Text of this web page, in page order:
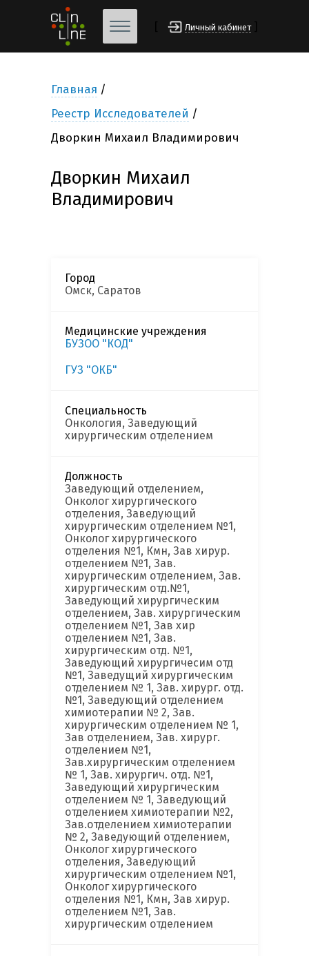
Личный кабинет
Главная
Реестр Исследователей
Дворкин Михаил Владимирович
Дворкин Михаил
Владимирович
Город
Омск, Саратов
Медицинские учреждения
БУЗОО "КОД"
ГУЗ "ОКБ"
Специальность
Онкология, Заведующий
хирургическим отделением
Должность
Заведующий отделением,
Онколог хирургического
отделения, Заведующий
хирургическим отделением №1,
Онколог хирургического
отделения №1, Кмн, Зав хирур.
отделением №1, Зав.
хирургическим отделением, Зав.
хирургическим отд.№1,
Заведующий хирургическим
отделением, Зав. хирургическим
отделением №1, Зав хир
отделением №1, Зав.
хирургическим отд. №1,
Заведующий хирургичесим отд
№1, Заведущий хирургическим
отделением № 1, Зав. хирург. отд.
№1, Заведующий отделением
химиотерапии № 2, Зав.
хирургическим отделением № 1,
Зав отделением, Зав. хирург.
отделением №1,
Зав.хирургическим отделением
№ 1, Зав. хирургич. отд. №1,
Заведующий хирургическим
отделением № 1, Заведующий
отделением химиотерапии №2,
Зав.отделением химиотерапии
№ 2, Заведующий отделением,
Онколог хирургического
отделения, Заведующий
хирургическим отделением №1,
Онколог хирургического
отделения №1, Кмн, Зав хирур.
отделением №1, Зав.
хирургическим отделением